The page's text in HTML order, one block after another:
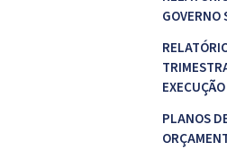
GOVERNO
PLANOS